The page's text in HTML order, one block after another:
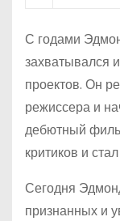
С годами
захватывался
проектов. Он
режиссера и
дебютный
критиков и
Сегодня
признанных и